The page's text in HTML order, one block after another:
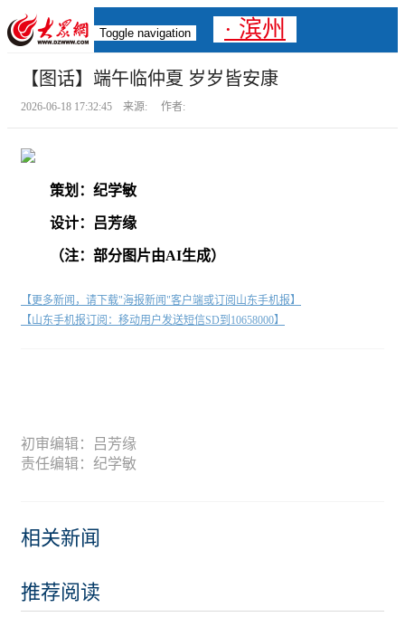
Toggle navigation · 滨州
【图话】端午临仲夏 岁岁皆安康
2026-06-18 17:32:45 来源: 作者:
策划：纪学敏
设计：吕芳缘
（注：部分图片由AI生成）
【更多新闻，请下载"海报新闻"客户端或订阅山东手机报】
【山东手机报订阅：移动用户发送短信SD到10658000】
初审编辑：吕芳缘
责任编辑：纪学敏
相关新闻
推荐阅读